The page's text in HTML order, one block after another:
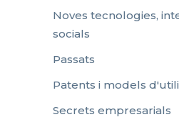
Noves tecnologies,
socials
Passats
Patents i models
Secrets empresarials